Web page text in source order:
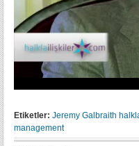
Etiketler: Jeremy Galbraith
management